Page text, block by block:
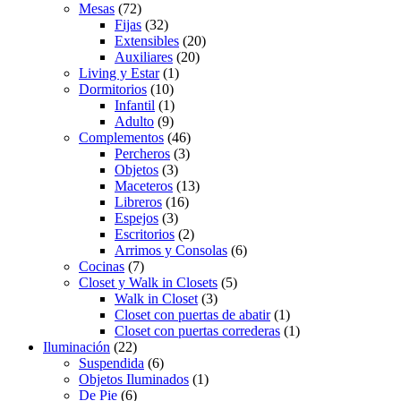
Mesas (72)
Fijas (32)
Extensibles (20)
Auxiliares (20)
Living y Estar(1)
Dormitorios (10)
Infantil (1)
Adulto (9)
Complementos (46)
Percheros (3)
Objetos (3)
Maceteros (13)
Libreros (16)
Espejos (3)
Escritorios (2)
Arrimos y Consolas (6)
Cocinas (7)
Closet y Walk in Closets (5)
Walk in Closet (3)
Closet con puertas de abatir(1)
Closet con puertas correderas (1)
Iluminación (22)
Suspendida (6)
Objetos Iluminados (1)
De Pie (6)